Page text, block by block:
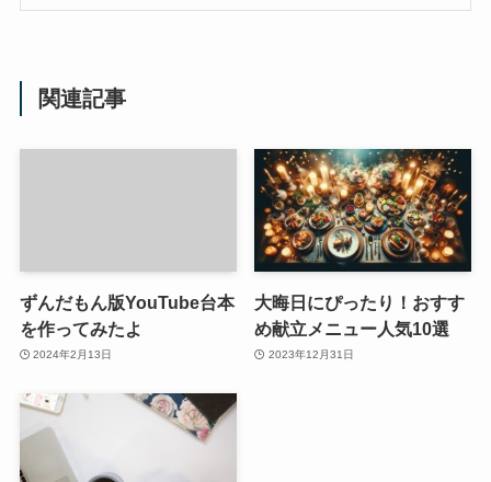
関連記事
ずんだもん版YouTube台本
を作ってみたよ
2024年2月13日
大晦日にぴったり！おすす
め献立メニュー人気10選
2023年12月31日